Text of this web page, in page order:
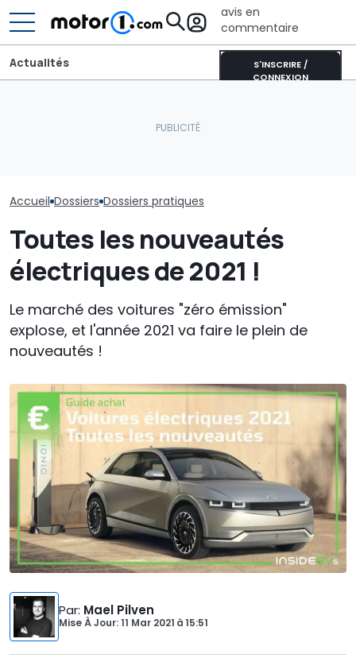
avis en
commentaire
S'INSCRIRE /
CONNEXION
Actualités
Accueil Dossiers Dossiers pratiques
Toutes les nouveautés
électriques de 2021 !
Le marché des voitures "zéro émission"
explose, et l'année 2021 va faire le plein de
nouveautés !
Par: Mael Pilven
Mise À Jour: 11 Mar 2021 à15:51